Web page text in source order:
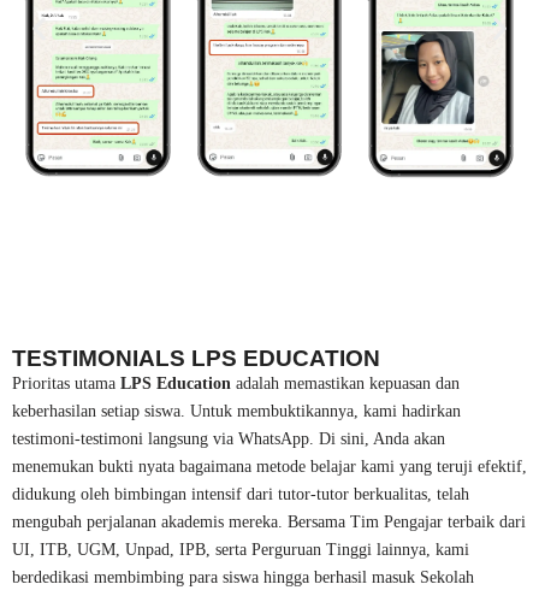
TESTIMONIALS LPS EDUCATION
Prioritas utama LPS Education adalah memastikan kepuasan dan
keberhasilan setiap siswa. Untuk membuktikannya, kami hadirkan
testimoni-testimoni langsung via WhatsApp. Di sini, Anda akan
menemukan bukti nyata bagaimana metode belajar kami yang teruji efektif,
didukung oleh bimbingan intensif dari tutor-tutor berkualitas, telah
mengubah perjalanan akademis mereka. Bersama Tim Pengajar terbaik dari
UI, ITB, UGM, Unpad, IPB, serta Perguruan Tinggi lainnya, kami
berdedikasi membimbing para siswa hingga berhasil masuk Sekolah